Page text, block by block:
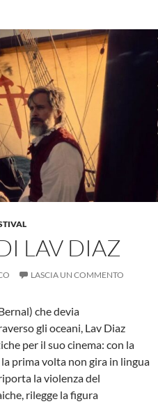
LAV DIAZ
LASCIA UN COMMENTO
che devia
gli oceani, Lav Diaz
per il suo cinema: con la
prima volta non gira in lingua
la violenza del
rilegge la figura